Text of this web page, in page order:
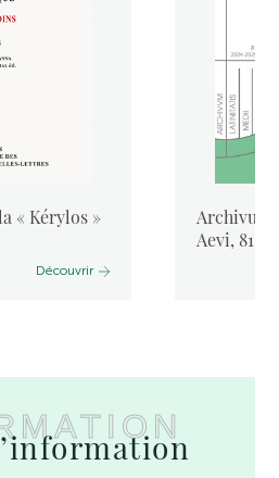
« Kérylos »
Découvrir
Aevi, 81,